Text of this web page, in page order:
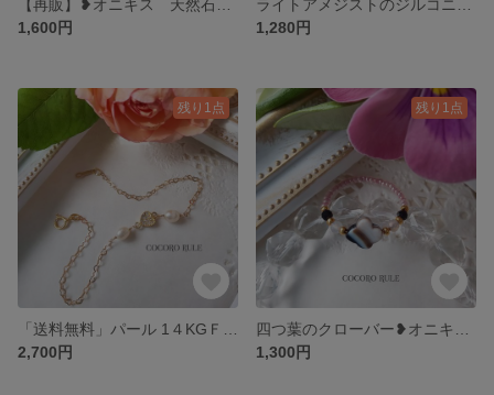
1,600円
1,280円
残り1点
2,700円
残り1点
1,300円